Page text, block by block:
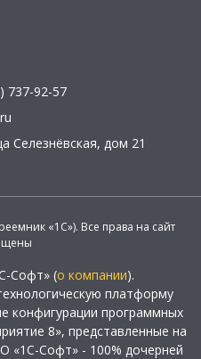
737-92-57
Селезнёвская, дом 21
«1С»). Все права на сайт
Софт» (о компании).
платформу
конфигурации программных
8», представленные на
«1С-Софт» - 100% дочерней